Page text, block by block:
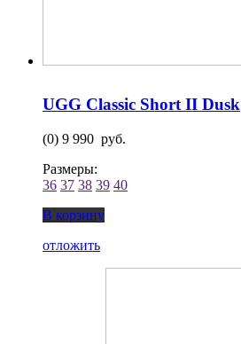
UGG Classic Short II Dusk
(0) 9 990 руб.
Размеры:
36 37 38 39 40
В корзину
отложить